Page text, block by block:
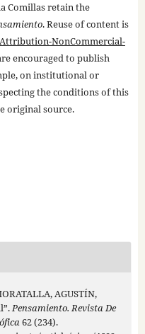
Comillas retain the
. Reuse of content is
NonCommercial-
encouraged to publish
on institutional or
the conditions of this
original source.
AGUSTÍN,
Pensamiento. Revista De
62 (234).